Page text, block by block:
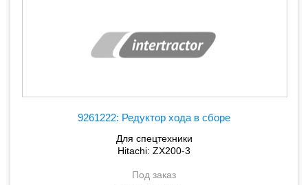
9261222: Редуктор хода в сборе
Для спецтехники
Hitachi: ZX200-3
Под заказ